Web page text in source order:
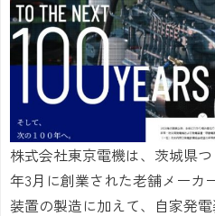
株式会社東京電機は、茨城県
年3月に創業された老舗メーカ
装置の製造に加えて、自家発